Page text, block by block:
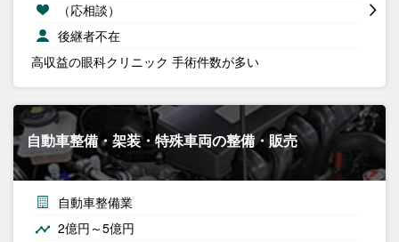
（応相談）
後継者不在
高収益の眼科クリニック 手術件数が多い
自動車整備・架装・特殊車両の整備・販売
自動車整備業
2億円～5億円